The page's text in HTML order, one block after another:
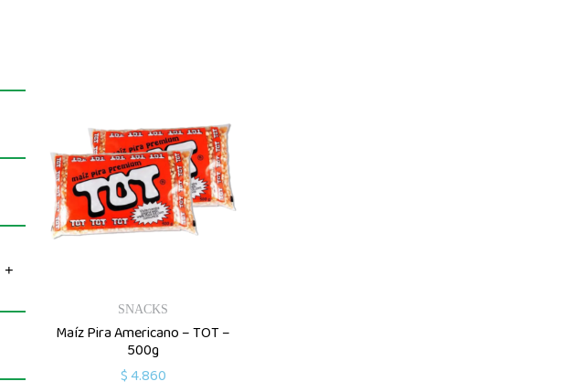
SNACKS
Maíz Pira Americano – TOT –
500g
$4.860